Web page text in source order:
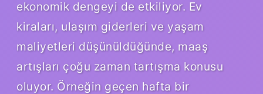
ekonomik dengeyi de etkiliyor. Ev
kiraları, ulaşım giderleri ve yaşam
maliyetleri düşünüldüğünde, maaş
artışları çoğu zaman tartışma konusu
oluyor. Örneğin geçen hafta bir